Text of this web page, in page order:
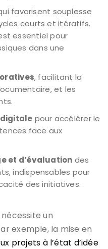
favorisent souplesse
courts et itératifs.
essentiel pour
dans une
, facilitant la
et les
pour accélérer le
face aux
et d’évaluation des
indispensables pour
des initiatives.
un
exemple, la mise en
projets à l’état d’idée